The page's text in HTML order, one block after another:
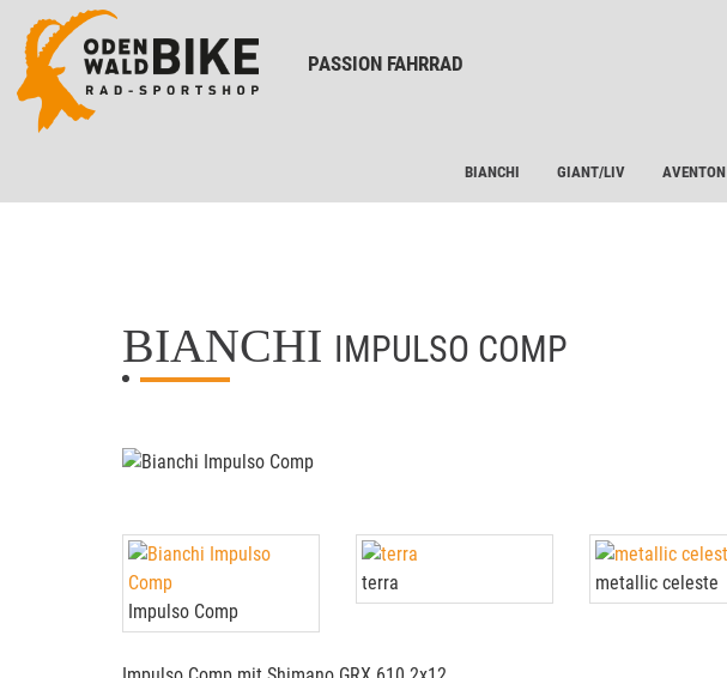
PASSION FAHRRAD
BIANCHI GIANT/LIV AVENTON
BIANCHI IMPULSO COMP
Impulso Comp
terra metallic celeste